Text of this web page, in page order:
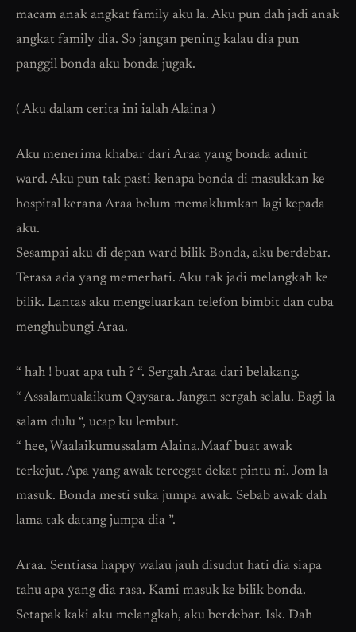
macam anak angkat family aku la. Aku pun dah jadi anak
angkat family dia. So jangan pening kalau dia pun
panggil bonda aku bonda jugak.
( Aku dalam cerita ini ialah Alaina )
Aku menerima khabar dari Araa yang bonda admit
ward. Aku pun tak pasti kenapa bonda di masukkan ke
hospital kerana Araa belum memaklumkan lagi kepada
aku.
Sesampai aku di depan ward bilik Bonda, aku berdebar.
Terasa ada yang memerhati. Aku tak jadi melangkah ke
bilik. Lantas aku mengeluarkan telefon bimbit dan cuba
menghubungi Araa.
“ hah ! buat apa tuh ? “. Sergah Araa dari belakang.
“ Assalamualaikum Qaysara. Jangan sergah selalu. Bagi la
salam dulu “, ucap ku lembut.
“ hee, Waalaikumussalam Alaina.Maaf buat awak
terkejut. Apa yang awak tercegat dekat pintu ni. Jom la
masuk. Bonda mesti suka jumpa awak. Sebab awak dah
lama tak datang jumpa dia ”.
Araa. Sentiasa happy walau jauh disudut hati dia siapa
tahu apa yang dia rasa. Kami masuk ke bilik bonda.
Setapak kaki aku melangkah, aku berdebar. Isk. Dah